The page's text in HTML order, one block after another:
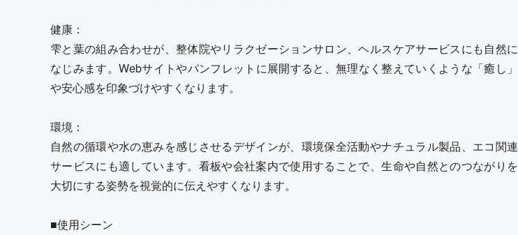
健康：
雫と葉の組み合わせが、整体院やリラクゼーションサロン、ヘルスケアサービスにも自然に
なじみます。Webサイトやパンフレットに展開すると、無理なく整えていくような「癒し」
や安心感を印象づけやすくなります。
環境：
自然の循環や水の恵みを感じさせるデザインが、環境保全活動やナチュラル製品、エコ関連
サービスにも適しています。看板や会社案内で使用することで、生命や自然とのつながりを
大切にする姿勢を視覚的に伝えやすくなります。
■使用シーン